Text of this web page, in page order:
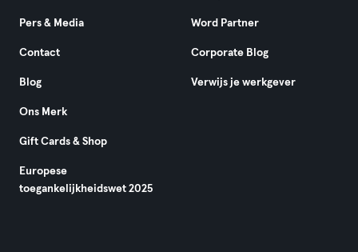
Pers & Media
Contact
Blog
Ons Merk
Gift Cards & Shop
Europese
toegankelijkheidswet 2025
Word Partner
Corporate Blog
Verwijs je werkgever